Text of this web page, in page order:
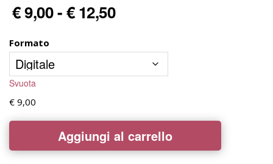
€9,00-€12,50Fascia
di
da
€ 9,00
a
Formato
Svuota
€ 9,00
Aggiungi al carrello